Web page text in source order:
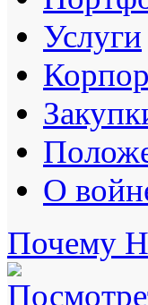
Услуги
О
Почему